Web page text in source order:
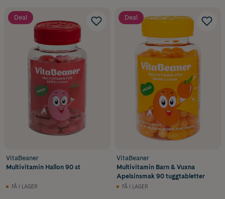
Deal
VitaBeaner
Multivitamin Hallon 90 st
FÅ I LAGER
Deal
VitaBeaner
Multivitamin Barn & Vuxna
Apelsinsmak 90 tuggtabletter
FÅ I LAGER